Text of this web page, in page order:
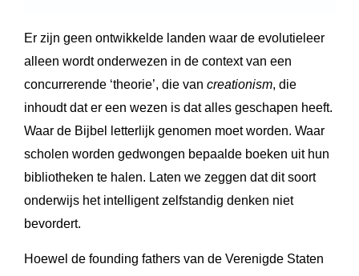
Er zijn geen ontwikkelde landen waar de evolutieleer
alleen wordt onderwezen in de context van een
concurrerende ‘theorie’, die van creationism, die
inhoudt dat er een wezen is dat alles geschapen heeft.
Waar de Bijbel letterlijk genomen moet worden. Waar
scholen worden gedwongen bepaalde boeken uit hun
bibliotheken te halen. Laten we zeggen dat dit soort
onderwijs het intelligent zelfstandig denken niet
bevordert.
Hoewel de founding fathers van de Verenigde Staten